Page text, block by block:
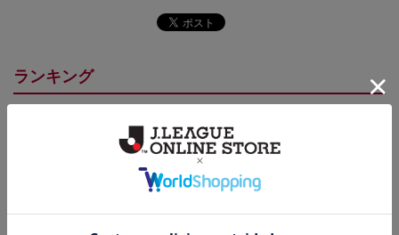
ランキング